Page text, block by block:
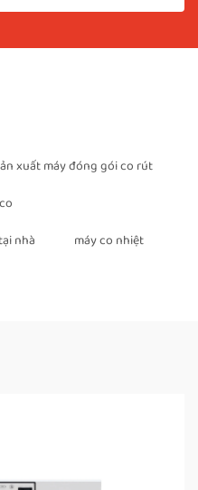
xuất máy đóng gói co rút
nhà
máy co nhiệt